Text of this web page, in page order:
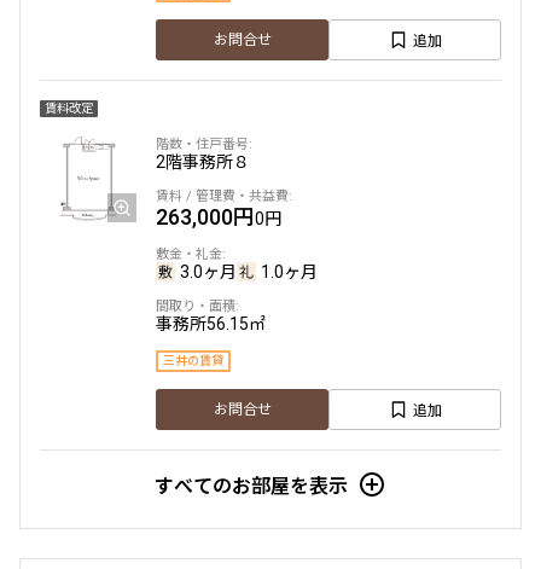
お問合せ 追加
賃料改定
2階事務所８
263,000円0円
3.0ヶ月 1.0ヶ月
事務所56.15㎡
三井の賃貸
お問合せ 追加
すべてのお部屋を表示